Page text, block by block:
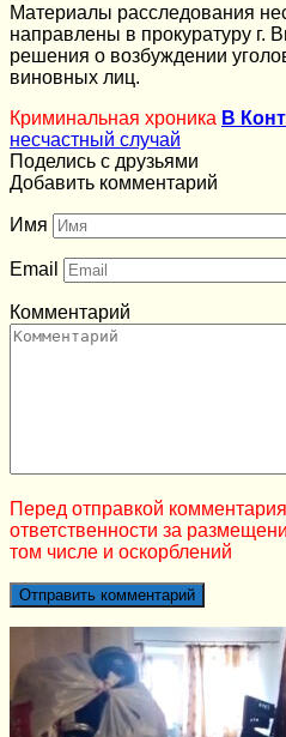
Материалы расследования
направлены в прокуратуру г.
решения о возбуждении
виновных лиц.
Криминальная хроника В
несчастный случай
Поделись с друзьями
Добавить комментарий
Имя
Email
Комментарий
Перед отправкой
ответственности за
том числе и оскорблений